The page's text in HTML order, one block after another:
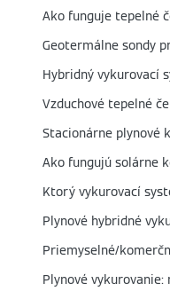
Ako funguje tepelné
Geotermálne sondy
Hybridný vykurovací
Vzduchové tepelné
Stacionárne plynové
Ako fungujú solárne
Ktorý vykurovací
Plynové hybridné
Priemyselné/